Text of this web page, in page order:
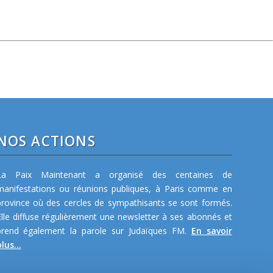
ACTIONS
Paix Maintenant a organisé des centaines de
ou réunions publiques, à Paris comme en
où des cercles de sympathisants se sont formés.
diffuse régulièrement une newsletter à ses abonnés et
également la parole sur Judaïques FM. En savoir